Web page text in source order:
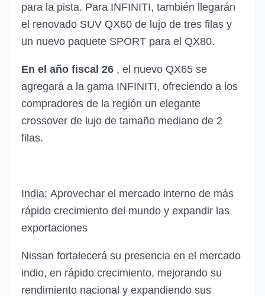
para la pista. Para INFINITI, también llegarán
el renovado SUV QX60 de lujo de tres filas y
un nuevo paquete SPORT para el QX80.
En el año fiscal 26 , el nuevo QX65 se
agregará a la gama INFINITI, ofreciendo a los
compradores de la región un elegante
crossover de lujo de tamaño mediano de 2
filas.
India: Aprovechar el mercado interno de más
rápido crecimiento del mundo y expandir las
exportaciones
Nissan fortalecerá su presencia en el mercado
indio, en rápido crecimiento, mejorando su
rendimiento nacional y expandiendo sus